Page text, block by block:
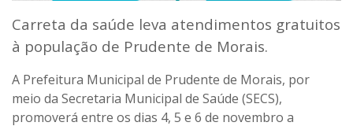
Carreta da saúde leva atendimentos gratuitos
à população de Prudente de Morais.
A Prefeitura Municipal de Prudente de Morais, por
meio da Secretaria Municipal de Saúde (SECS),
promoverá entre os dias 4, 5 e 6 de novembro a